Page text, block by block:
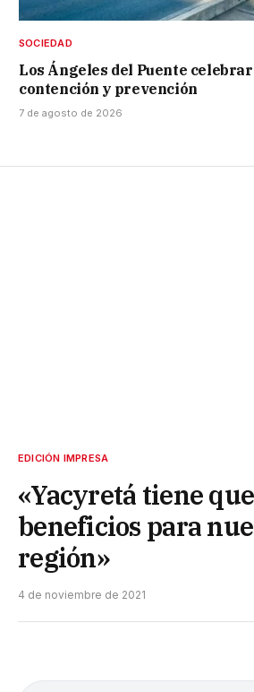
SOCIEDAD
Los Ángeles del Puente
contención y prevención
7 de agosto de 2026
EDICIÓN IMPRESA
«Yacyretá tiene
beneficios para
región»
4 de noviembre de 2021